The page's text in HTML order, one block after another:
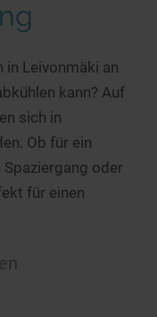
in Leivonmäki an
kann? Auf
sich in
Ob für ein
oder
für einen